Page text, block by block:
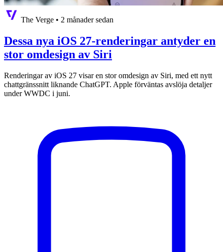
The Verge • 2 månader sedan
Dessa nya iOS 27-renderingar antyder en
stor omdesign av Siri
Renderingar av iOS 27 visar en stor omdesign av Siri, med ett nytt
chattgränssnitt liknande ChatGPT. Apple förväntas avslöja detaljer
under WWDC i juni.